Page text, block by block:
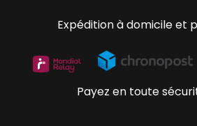
Expédition à domicile et
Payez en toute